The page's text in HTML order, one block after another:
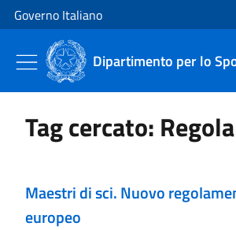
Vai al contenuto
Vai alla navigazione del sito
Governo Italiano
Dipartimento per lo
Tag cercato:
Maestri di sci. Nuovo
europeo